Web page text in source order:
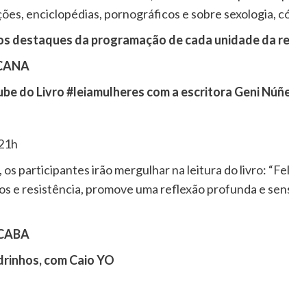
enciclopédias, pornográficos e sobre sexologia,
destaques da programação de cada unidade da
do Livro #leiamulheres com a escritora Geni
participantes irão mergulhar na leitura do livro:
e resistência, promove uma reflexão profunda e
com Caio YO